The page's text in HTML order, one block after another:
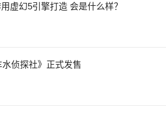
虚幻5引擎打造 会是什么样？
侦探社》正式发售